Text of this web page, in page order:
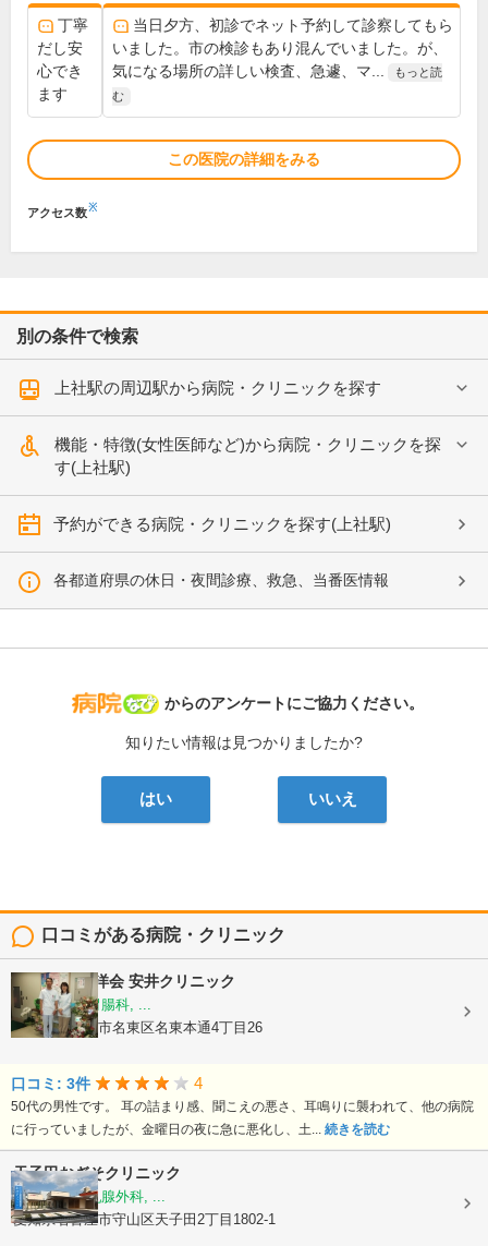
丁寧
だし安
心でき
ます
当日夕方、初診でネット予約して診察してもら
いました。市の検診もあり混んでいました。が、
気になる場所の詳しい検査、急遽、マ...
もっと読
む
この医院の詳細をみる
アクセス数※
別の条件で検索
上社駅の周辺駅から病院・クリニックを探す
機能・特徴(女性医師など)から病院・クリニックを探
す(上社駅)
予約ができる病院・クリニックを探す(上社駅)
各都道府県の休日・夜間診療、救急、当番医情報
病院なび
からのアンケートにご協力ください。
知りたい情報は見つかりましたか?
はい いいえ
口コミがある病院・クリニック
医療法人 貞洋会 安井クリニック
内科, 外科, 胃腸科, ...
愛知県名古屋市名東区名東本通4丁目26
口コミ: 3件 4
50代の男性です。 耳の詰まり感、聞こえの悪さ、耳鳴りに襲われて、他の病院
に行っていましたが、金曜日の夜に急に悪化し、土... 続きを読む
天子田おぎそクリニック
外科, 内科, 乳腺外科, ...
愛知県名古屋市守山区天子田2丁目1802-1